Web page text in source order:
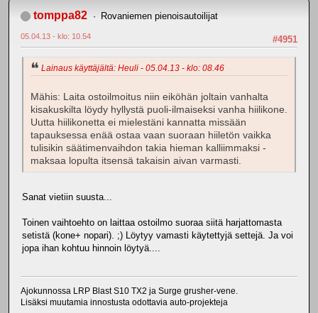
tomppa82 Rovaniemen pienoisautoilijat
#4951
05.04.13 - klo: 10.54
Lainaus käyttäjältä: Heuli - 05.04.13 - klo: 08.46
Mähis: Laita ostoilmoitus niin eiköhän joltain vanhalta
kisakuskilta löydy hyllystä puoli-ilmaiseksi vanha hiilikone.
Uutta hiilikonetta ei mielestäni kannatta missään
tapauksessa enää ostaa vaan suoraan hiiletön vaikka
tulisikin säätimenvaihdon takia hieman kalliimmaksi -
maksaa lopulta itsensä takaisin aivan varmasti.
Sanat vietiin suusta...
Toinen vaihtoehto on laittaa ostoilmo suoraa siitä harjattomasta
setistä (kone+ nopari). ;) Löytyy vamasti käytettyjä settejä. Ja voi
jopa ihan kohtuu hinnoin löytyä....
Ajokunnossa LRP Blast S10 TX2 ja Surge grusher-vene.
Lisäksi muutamia innostusta odottavia auto-projekteja